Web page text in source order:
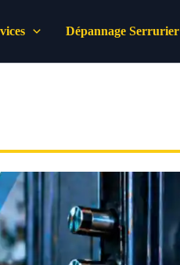
Dépannage Serrurier